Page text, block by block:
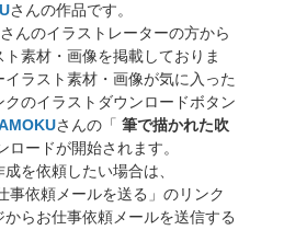
さんの作品です。
んのイラストレーターの方から
素材・画像を掲載しておりま
ラスト素材・画像が気に入った
クのイラストダウンロードボタン
さんの「 筆で描かれた吹
ロードが開始されます。
を依頼したい場合は、
事依頼メールを送る」のリンク
らお仕事依頼メールを送信する